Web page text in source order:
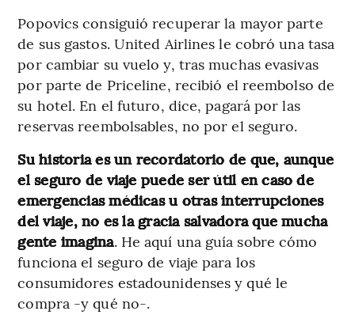
Popovics consiguió recuperar la mayor parte
de sus gastos. United Airlines le cobró una tasa
por cambiar su vuelo y, tras muchas evasivas
por parte de Priceline, recibió el reembolso de
su hotel. En el futuro, dice, pagará por las
reservas reembolsables, no por el seguro.
Su historia es un recordatorio de que, aunque
el seguro de viaje puede ser útil en caso de
emergencias médicas u otras interrupciones
del viaje, no es la gracia salvadora que mucha
gente imagina. He aquí una guía sobre cómo
funciona el seguro de viaje para los
consumidores estadounidenses y qué le
compra -y qué no-.